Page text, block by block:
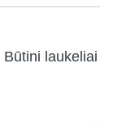
Būtini laukeliai